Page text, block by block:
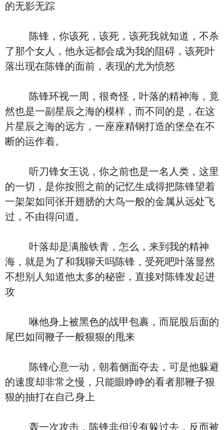
的无影无踪
陈锋，你该死，该死，该死我就知道，不杀
了那个女人，他永远都会成为我的阻碍，该死叶
落出现在陈锋的面前，表现的尤为愤怒
陈锋环视一周，很奇怪，叶落的精神海，竟
然也是一副星辰之海的模样，而不同的是，在这
片星辰之海的远方，一座座精钢打造的堡垒在不
断的运作着。
听刀锋女王说，你之前也是一名人类，这里
的一切，是你按照之前的记忆生成得把陈锋望着
一架架如同张开翅膀的大鸟一般的金属从远处飞
过，不由得问道。
叶落却是满脸铁青，怎么，来到我的精神
海，就是为了和我聊天吗陈锋，受死吧叶落显然
不想别人知道他太多的秘密，直接对陈锋发起进
攻
咻他身上被黑色的战甲包裹，而屁股后面的
尾巴如同鞭子一般狠狠的甩来
陈锋心意一动，朝着侧面夺去，可是他躲避
的速度却非常之慢，只能眼睁睁的看者那鞭子狠
狠的抽打在自己身上
轰一次攻击，陈锋非但没有躲过去，反而被